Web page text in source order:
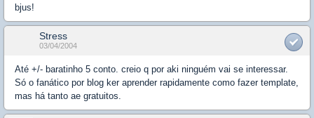
bjus!
Stress
03/04/2004
Até +/- baratinho 5 conto. creio q por aki ninguém vai se interessar.
Só o fanático por blog ker aprender rapidamente como fazer template,
mas há tanto ae gratuitos.